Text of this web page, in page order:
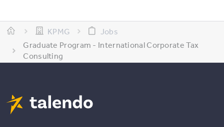
KPMG
Jobs
Graduate Program - International Corporate Tax
Consulting